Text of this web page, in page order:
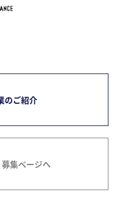
のご紹介
集ページへ